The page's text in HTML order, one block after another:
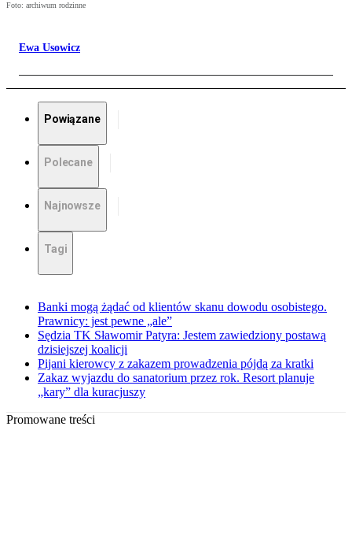
Foto: archiwum rodzinne
Ewa Usowicz
Powiązane
Polecane
Najnowsze
Tagi
Banki mogą żądać od klientów skanu dowodu osobistego.
Prawnicy: jest pewne „ale”
Sędzia TK Sławomir Patyra: Jestem zawiedziony postawą
dzisiejszej koalicji
Pijani kierowcy z zakazem prowadzenia pójdą za kratki
Zakaz wyjazdu do sanatorium przez rok. Resort planuje
„kary” dla kuracjuszy
Promowane treści